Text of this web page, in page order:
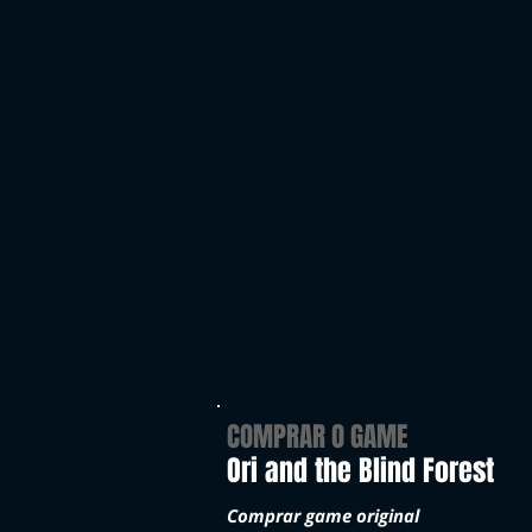
COMPRAR O GAME
Ori and the Blind Forest
Comprar game original